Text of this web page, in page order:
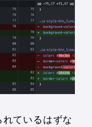
ているはずな